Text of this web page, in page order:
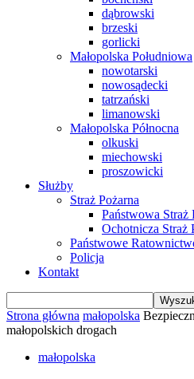
dąbrowski
brzeski
gorlicki
Małopolska Południowa
nowotarski
nowosądecki
tatrzański
limanowski
Małopolska Północna
olkuski
miechowski
proszowicki
Służby
Straż Pożarna
Państwowa Straż
Ochotnicza Straż
Państwowe
Policja
Kontakt
Strona główna małopolska
małopolskich drogach
małopolska